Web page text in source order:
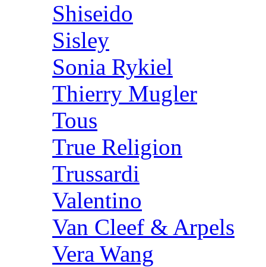
Shiseido
Sisley
Sonia Rykiel
Thierry Mugler
Tous
True Religion
Trussardi
Valentino
Van Cleef & Arpels
Vera Wang